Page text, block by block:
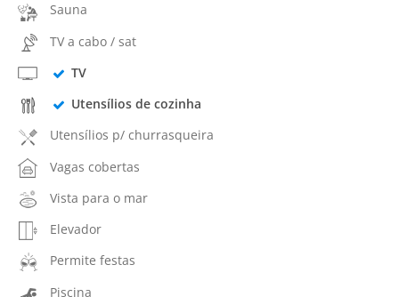
Sauna
TV a cabo / sat
TV
Utensílios de cozinha
Utensílios p/ churrasqueira
Vagas cobertas
Vista para o mar
Elevador
Permite festas
Piscina